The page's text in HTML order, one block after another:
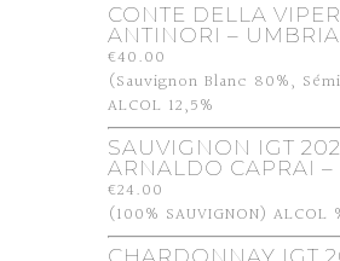
CONTE DELLA
ANTINORI – UMBRIA
€40.00
(Sauvignon Blanc 80%,
ALCOL 12,5%
SAUVIGNON IGT
ARNALDO CAPRAI
€24.00
(100% SAUVIGNON) ALCOL
CHARDONNAY IGT